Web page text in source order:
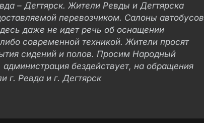
– Дегтярск. Жители Ревды и Дегтярска
перевозчиком. Салоны автобусов
даже не идет речь об оснащении
современной техникой. Жители просят
сидений и полов. Просим Народный
бездействует, на обращения
г. Ревда и г. Дегтярск